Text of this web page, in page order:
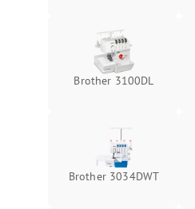
Brother 3100DL
Brother 3034DWT